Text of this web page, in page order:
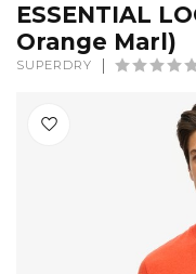
ESSENTIAL
Orange Marl)
SUPERDRY